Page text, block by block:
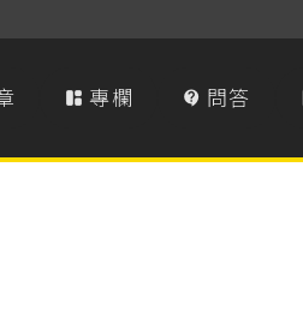
 專欄  問答